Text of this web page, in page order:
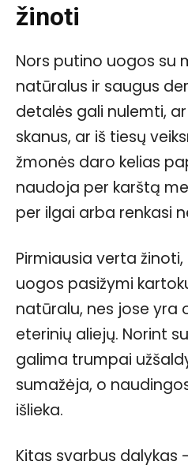
žinoti
Nors putino uogos su
natūralus ir saugus
detalės gali nulemti,
skanus, ar iš tiesų
žmonės daro kelias
naudoja per karštą
per ilgai arba renkasi
Pirmiausia verta
uogos pasižymi
natūralu, nes jose yra
eterinių aliejų. Norint
galima trumpai
sumažėja, o
išlieka.
Kitas svarbus dalykas